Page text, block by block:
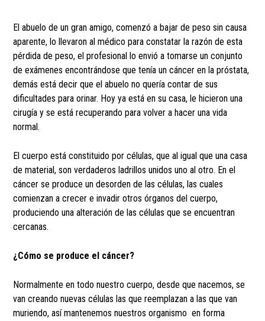
El abuelo de un gran amigo, comenzó a bajar de peso sin causa
aparente, lo llevaron al médico para constatar la razón de esta
pérdida de peso, el profesional lo envió a tomarse un conjunto
de exámenes encontrándose que tenía un cáncer en la próstata,
demás está decir que el abuelo no quería contar de sus
dificultades para orinar. Hoy ya está en su casa, le hicieron una
cirugía y se está recuperando para volver a hacer una vida
normal.
El cuerpo está constituido por células, que al igual que una casa
de material, son verdaderos ladrillos unidos uno al otro. En el
cáncer se produce un desorden de las células, las cuales
comienzan a crecer e invadir otros órganos del cuerpo,
produciendo una alteración de las células que se encuentran
cercanas.
¿Cómo se produce el cáncer?
Normalmente en todo nuestro cuerpo, desde que nacemos, se
van creando nuevas células las que reemplazan a las que van
muriendo, así mantenemos nuestros organismo en forma